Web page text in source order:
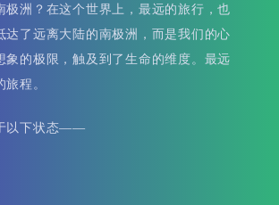
极洲？在这个世界上，最远的旅行，也
达了远离大陆的南极洲，而是我们的心
象的极限，触及到了生命的维度。最远
程。
以下状态——